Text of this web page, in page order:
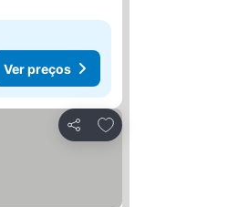
Ver preços
Partilhar
Adicionar aos favoritos